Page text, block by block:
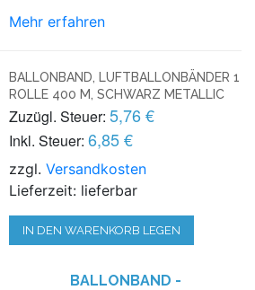
Mehr erfahren
BALLONBAND, LUFTBALLONBÄNDER 1
ROLLE 400 M, SCHWARZ METALLIC
Zuzügl. Steuer: 5,76 €
Inkl. Steuer: 6,85 €
zzgl.Versandkosten
Lieferzeit: lieferbar
IN DEN WARENKORB LEGEN
BALLONBAND -